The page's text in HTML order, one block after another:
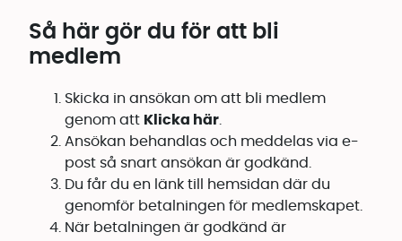
Så här gör du för att bli
medlem
Skicka in ansökan om att bli medlem
genom att Klicka här
Ansökan behandlas och meddelas via e-
post så snart ansökan är godkänd.
Du får du en länk till hemsidan där du
genomför betalningen för medlemskapet.
När betalningen är godkänd är